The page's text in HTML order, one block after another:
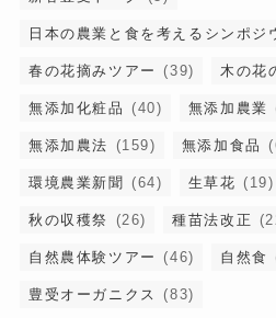
日本の農業と食を考えるシンポジ
春の花摘みツアー (39) 木の花
無添加化粧品 (40) 無添加農業
無添加農法 (159) 無添加食品
環境農業新聞 (64) 生草花 (19)
秋の収穫祭 (26) 種苗法改正
自然農体験ツアー (46) 自然食
豊受オーガニクス (83)